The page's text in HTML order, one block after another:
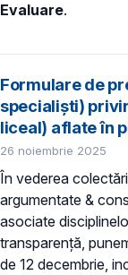
Evaluare.
Formulare de
specialiști)
liceal) aflate în
26 noiembrie 2025
În vederea
argumentate &
asociate
transparență,
de 12 decembrie,